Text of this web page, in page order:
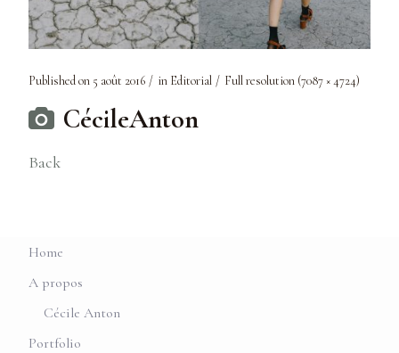
Published on 5 août 2016 in Editorial Full resolution (7087 × 4724)
CécileAnton
Back
Home
A propos
Cécile Anton
Portfolio